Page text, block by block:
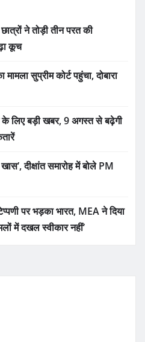
ने तोड़ी तीन परत की
कूच
सुप्रीम कोर्ट पहुंचा, दोबारा
लिए बड़ी खबर, 9 अगस्त से बढ़ेगी
दीक्षांत समारोह में बोले PM
पर भड़का भारत, MEA ने दिया
में दखल स्वीकार नहीं’